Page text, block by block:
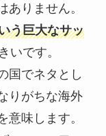
ありません。
う巨大なサッ
いです。
国でネタとし
りがちな海外
意味します。